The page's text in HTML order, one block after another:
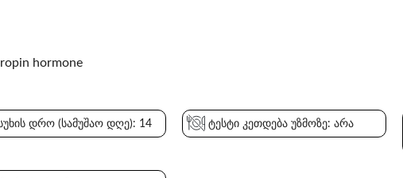
hormone
დრო (სამუშაო დღე): 14 ტესტი კეთდება უზმოზე: არა